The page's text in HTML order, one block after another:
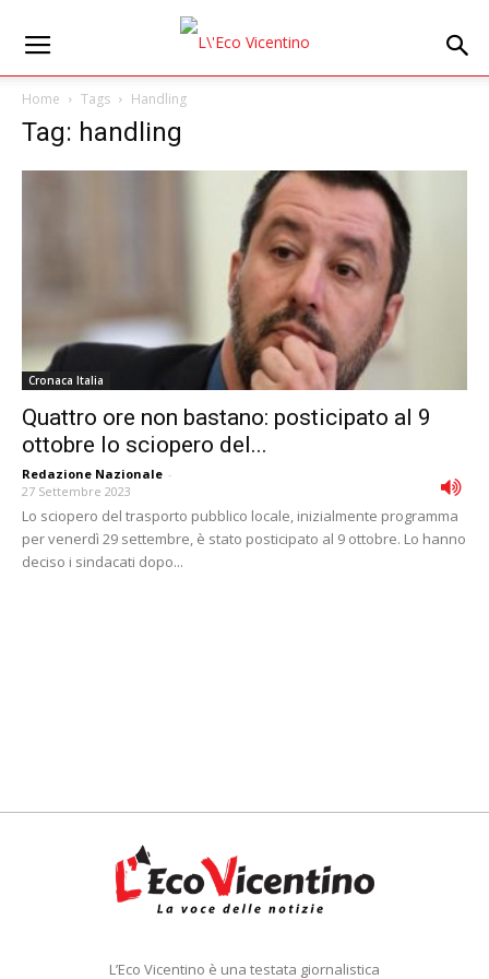
Home Tags Handling
Tag: handling
Cronaca Italia
Quattro ore non bastano: posticipato al 9
ottobre lo sciopero del...
Redazione Nazionale -
27 Settembre 2023
Lo sciopero del trasporto pubblico locale, inizialmente programma
per venerdì 29 settembre, è stato posticipato al 9 ottobre. Lo hanno
deciso i sindacati dopo...
L’Eco Vicentino è una testata giornalistica